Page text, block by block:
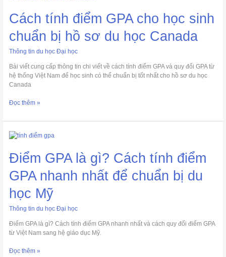
Cách tính điểm GPA cho học sinh
chuẩn bị hồ sơ du học Canada
Thông tin du học Đại học
Bài viết cung cấp thông tin chi viết về cách tính điểm GPA và quy đổi GPA từ
hệ thống Việt Nam để học sinh có thể chuẩn bị tốt nhất cho hồ sơ du học
Canada
điểm
GPA
cho
học
sinh
bị
hồ
sơ
học
Đọc thêm »
Điểm GPA là gì? Cách tính điểm
GPA nhanh nhất để chuẩn bị du
học Mỹ
Thông tin du học Đại học
Điểm GPA là gì? Cách tính điểm GPA nhanh nhất và cách quy đổi điểm GPA
từ Việt Nam sang hệ giáo dục Mỹ.
Điểm
là
gì?
Cách
tính
điểm
GPA
nhanh
để
chuẩn
du
Đọc thêm »